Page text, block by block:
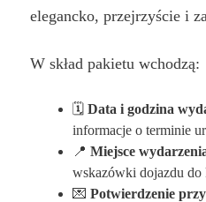
elegancko, przejrzyście i
W skład pakietu wchodzą:
🗓️ Data i godzina
informacje o terminie
📍 Miejsce
wskazówki dojazdu do
💌 Potwierdzenie